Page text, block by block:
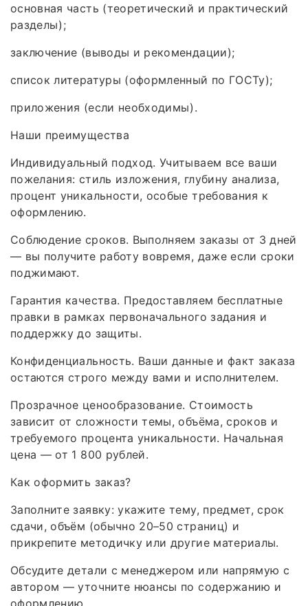
основная часть (теоретический и практический
разделы);
заключение (выводы и рекомендации);
список литературы (оформленный по ГОСТу);
приложения (если необходимы).
Наши преимущества
Индивидуальный подход. Учитываем все ваши
пожелания: стиль изложения, глубину анализа,
процент уникальности, особые требования к
оформлению.
Соблюдение сроков. Выполняем заказы от 3 дней
— вы получите работу вовремя, даже если сроки
поджимают.
Гарантия качества. Предоставляем бесплатные
правки в рамках первоначального задания и
поддержку до защиты.
Конфиденциальность. Ваши данные и факт заказа
остаются строго между вами и исполнителем.
Прозрачное ценообразование. Стоимость
зависит от сложности темы, объёма, сроков и
требуемого процента уникальности. Начальная
цена — от 1 800 рублей.
Как оформить заказ?
Заполните заявку: укажите тему, предмет, срок
сдачи, объём (обычно 20–50 страниц) и
прикрепите методичку или другие материалы.
Обсудите детали с менеджером или напрямую с
автором — уточните нюансы по содержанию и
оформлению.